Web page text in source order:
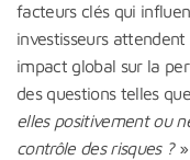
facteurs clés qui
investisseurs
impact global sur la
des questions telles
elles positivement ou
contrôle des risques ?»